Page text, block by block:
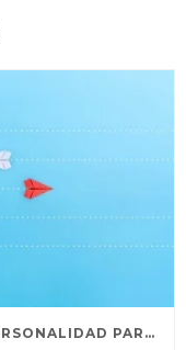
CREA UNA PERSONALIDAD PARA TU MARCA – 12 ARQUETIPOS